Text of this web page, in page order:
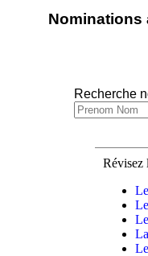
Nominations
Recherche
Révisez